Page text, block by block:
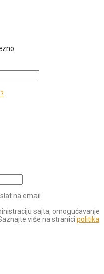
na email.
sajta, omogućavanje
više na stranici politika